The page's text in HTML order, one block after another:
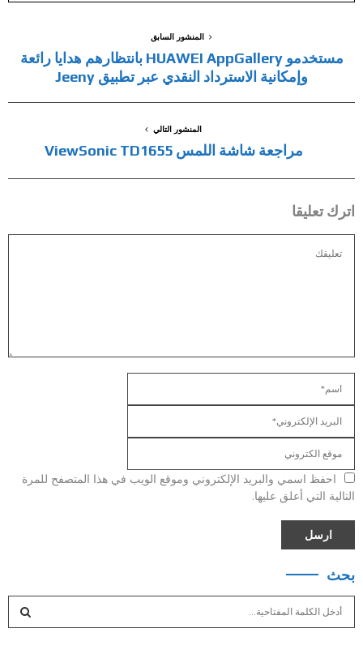
المنشور السابق
مستخدمو HUAWEI AppGallery بانتظارهم هدايا رائعة
وإمكانية الاسترداد النقدي عبر تطبيق Jeeny
المنشور التالي
مراجعة شاشة اللمس ViewSonic TD1655
اترك تعليقا
احفظ اسمي والبريد الإلكتروني وموقع الويب في هذا المتصفح للمرة
التالية التي أعلق عليها.
بحث